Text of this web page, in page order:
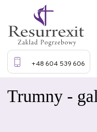
+48 604 539 606
Trumny -